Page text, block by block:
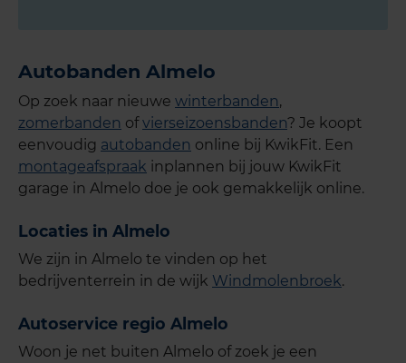
Autobanden Almelo
Op zoek naar nieuwe winterbanden,
zomerbanden ofvierseizoensbanden? Je koopt
eenvoudig autobanden online bij KwikFit. Een
montageafspraak inplannen bij jouw KwikFit
garage in Almelo doe je ook gemakkelijk online.
Locaties in Almelo
We zijn in Almelo te vinden op het
bedrijventerrein in de wijk Windmolenbroek.
Autoservice regio Almelo
Woon je net buiten Almelo of zoek je een